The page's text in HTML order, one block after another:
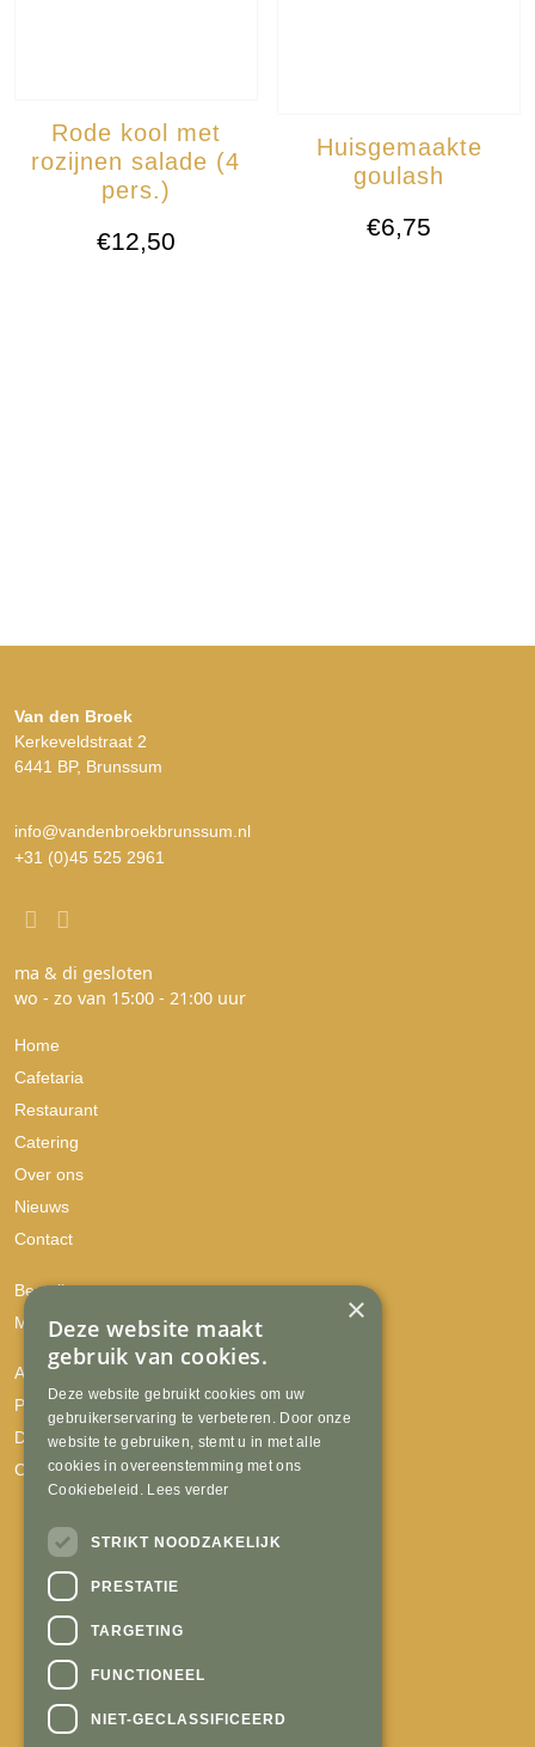
Rode kool met
rozijnen salade (4
pers.)
€12,50
Huisgemaakte
goulash
€6,75
Van den Broek
Kerkeveldstraat 2
6441 BP, Brunssum
info@vandenbroekbrunssum.nl
+31 (0)45 525 2961
ma & di gesloten
wo - zo van 15:00 - 21:00 uur
Home
Cafetaria
Restaurant
Catering
Over ons
Nieuws
Contact
Bestellen
Mijn account
Algemene voorwaarden
Privacyverklaring
Disclaimer
Cookies
×
Deze website maakt
gebruik van cookies.
Deze website gebruikt cookies om uw
gebruikerservaring te verbeteren. Door onze
website te gebruiken, stemt u in met alle
cookies in overeenstemming met ons
Cookiebeleid. Lees verder
STRIKT NOODZAKELIJK
PRESTATIE
TARGETING
FUNCTIONEEL
NIET-GECLASSIFICEERD